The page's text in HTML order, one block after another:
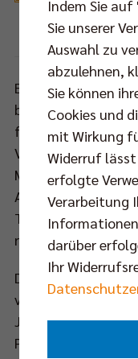
Einen Tag vor dem
beim
freue mich
Volleys Coach
Mannschaft weiß
Alle Spieler sind
Titel zu holen – für
natürlich für
Der morgige
von Bedeutung,
Jahrzehnt von
Pokalhistorie der
Indem Sie
Sie unserer
Auswahl zu
abzulehnen,
Sie können
Cookies und
mit Wirkung
Widerruf
erfolgte
Verarbeitung
Informationen
darüber
Ihr